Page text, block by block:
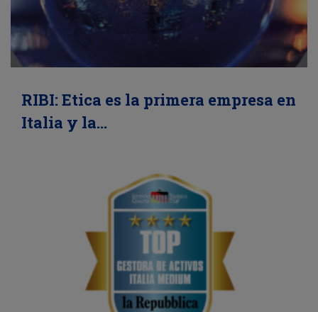
RIBI: Etica es la primera empresa en
Italia y la…